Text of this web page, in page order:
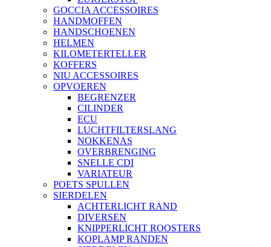
GOCCIA ACCESSOIRES
HANDMOFFEN
HANDSCHOENEN
HELMEN
KILOMETERTELLER
KOFFERS
NIU ACCESSOIRES
OPVOEREN
BEGRENZER
CILINDER
ECU
LUCHTFILTERSLANG
NOKKENAS
OVERBRENGING
SNELLE CDI
VARIATEUR
POETS SPULLEN
SIERDELEN
ACHTERLICHT RAND
DIVERSEN
KNIPPERLICHT ROOSTERS
KOPLAMP RANDEN